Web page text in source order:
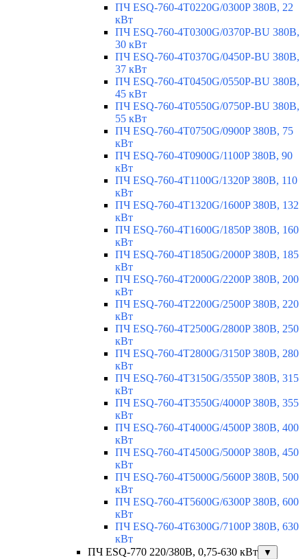
ПЧ ESQ-760-4T0220G/0300P 380В, 22
кВт
ПЧ ESQ-760-4T0300G/0370P-BU 380В,
30 кВт
ПЧ ESQ-760-4T0370G/0450P-BU 380В,
37 кВт
ПЧ ESQ-760-4T0450G/0550P-BU 380В,
45 кВт
ПЧ ESQ-760-4T0550G/0750P-BU 380В,
55 кВт
ПЧ ESQ-760-4T0750G/0900P 380В, 75
кВт
ПЧ ESQ-760-4T0900G/1100P 380В, 90
кВт
ПЧ ESQ-760-4T1100G/1320P 380В, 110
кВт
ПЧ ESQ-760-4T1320G/1600P 380В, 132
кВт
ПЧ ESQ-760-4T1600G/1850P 380В, 160
кВт
ПЧ ESQ-760-4T1850G/2000P 380В, 185
кВт
ПЧ ESQ-760-4T2000G/2200P 380В, 200
кВт
ПЧ ESQ-760-4T2200G/2500P 380В, 220
кВт
ПЧ ESQ-760-4T2500G/2800P 380В, 250
кВт
ПЧ ESQ-760-4T2800G/3150P 380В, 280
кВт
ПЧ ESQ-760-4T3150G/3550P 380В, 315
кВт
ПЧ ESQ-760-4T3550G/4000P 380В, 355
кВт
ПЧ ESQ-760-4T4000G/4500P 380В, 400
кВт
ПЧ ESQ-760-4T4500G/5000P 380В, 450
кВт
ПЧ ESQ-760-4T5000G/5600P 380В, 500
кВт
ПЧ ESQ-760-4T5600G/6300P 380В, 600
кВт
ПЧ ESQ-760-4T6300G/7100P 380В, 630
кВт
ПЧ ESQ-770 220/380В, 0,75-630 кВт
▼